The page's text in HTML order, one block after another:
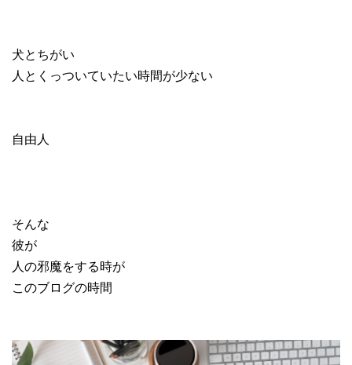
犬とちがい
人とくっついていたい時間が少ない
自由人
そんな
彼が
人の邪魔をする時が
このブログの時間